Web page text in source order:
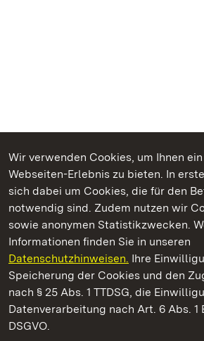
Wir verwenden Cookies, um Ihnen
Webseiten-Erlebnis zu bieten. In
sich dabei um Cookies, die für den
notwendig sind. Zudem nutzen wir
sowie anonymen Statistikzwecken.
Informationen finden Sie in unseren
Datenschutzhinweisen. Ihre
Speicherung der Cookies und den
nach § 25 Abs. 1 TTDSG, die
Datenverarbeitung nach Art. 6 Abs. 1
DSGVO.
Kommen. Staunen. Genießen.
Staatliche Schlösser und Gärten
Staatliche Schlösser und Gärten
Kontakt